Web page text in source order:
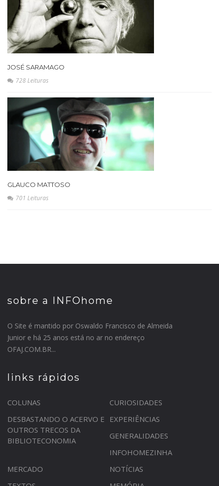
JOSÉ SARAMAGO
728 Leituras
GLAUCO MATTOSO
701 Leituras
sobre a INFOhome
O Site é mantido por Oswaldo Francisco de Almeida
Junior e há 25 anos está no ar no endereço
OFAJ.COM.BR...
links rápidos
COLUNAS
CURIOSIDADES
DESBASTANDO O ACERVO E
OUTROS TRECOS DA
BIBLIOTECONOMIA
EXPERIÊNCIAS
GENERALIDADES
INFOHOMEZINHA
MERCADO
NOTÍCIAS